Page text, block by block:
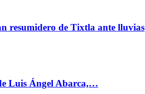
resumidero de Tixtla ante lluvias
Luis Ángel Abarca,…